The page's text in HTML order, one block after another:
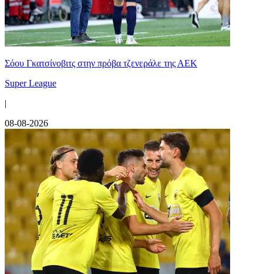
Σόου Γκατσίνοβιτς στην πρόβα τζενεράλε της ΑΕΚ
Super League
|
08-08-2026